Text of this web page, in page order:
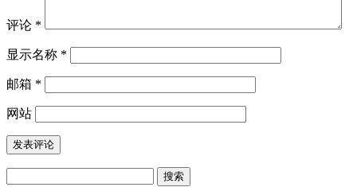
评论 *
显示名称 *
邮箱 *
网站